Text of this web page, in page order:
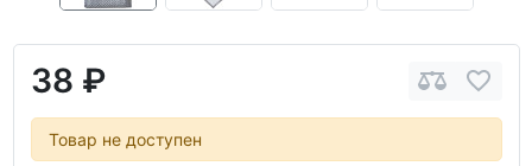
38 ₽
Товар не доступен